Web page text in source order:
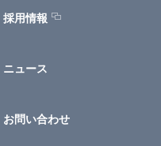
採用情報
ニュース
お問い合わせ